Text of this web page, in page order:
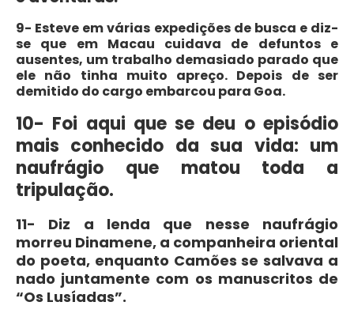
9- Esteve em várias expedições de busca e diz-
se que em Macau cuidava de defuntos e
ausentes, um trabalho demasiado parado que
ele não tinha muito apreço. Depois de ser
demitido do cargo embarcou para Goa.
10- Foi aqui que se deu o episódio
mais conhecido da sua vida: um
naufrágio que matou toda a
tripulação.
11- Diz a lenda que nesse naufrágio
morreu Dinamene, a companheira oriental
do poeta, enquanto Camões se salvava a
nado juntamente com os manuscritos de
“Os Lusíadas”.